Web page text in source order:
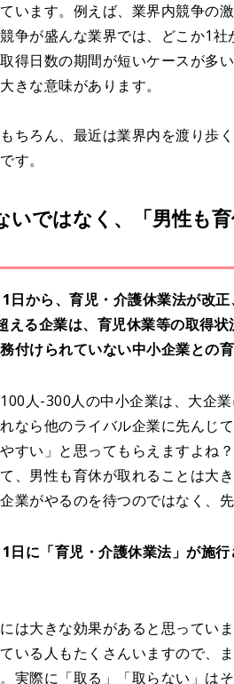
います。例えば、業界内競争の
争が盛んな業界では、どこか1
得日数の期間が短いケースが多
きな意味があります。
ちろん、最近は業界内を渡り歩
す。
いではなく、「男性も
から、育児・介護休業法が改正
える企業は、育児休業等の取得
付けられていない中小企業との
人-300人の中小企業は、大企
なら他のライバル企業に先んじ
やすい」と思ってもらえますよ
、男性も育休が取れることは大
業がやるのを待つのではなく、先
に「育児・介護休業法」が施行
は大きな効果があると思ってい
いる人もたくさんいますので、
実際に「取る」「取らない」はそ